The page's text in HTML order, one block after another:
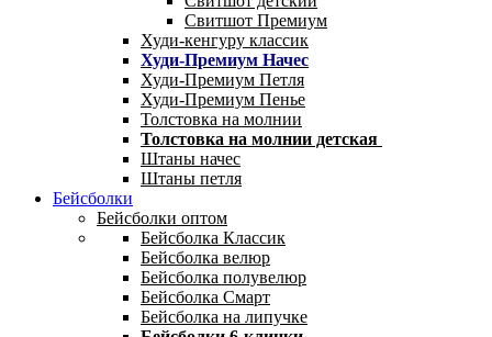
Свитшот Премиум
Худи-кенгуру классик
Худи-Премиум Начес
Худи-Премиум Петля
Худи-Премиум Пенье
Толстовка на молнии
Толстовка на молнии детская
Штаны начес
Штаны петля
Бейсболки
Бейсболки оптом
Бейсболка Классик
Бейсболка велюр
Бейсболка полувелюр
Бейсболка Смарт
Бейсболка на липучке